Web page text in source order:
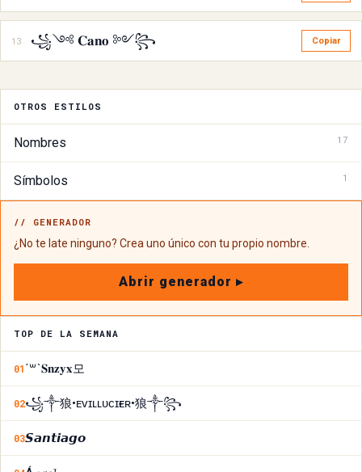
13 ꧁༺ 𝐂𝐚𝐧𝐨 ༻꧂ Copiar
OTROS ESTILOS
Nombres 17
Símbolos 1
// GENERADOR
¿No te late ninguno? Crea uno único con tu propio nombre.
Abrir generador ▸
TOP DE LA SEMANA
01´꒳`𝐒𝐧𝐳𝐲𝐱모
02꧁༒狼•ᴇᴠɪʟㅤʟᴜᴄɪғᴇʀ•狼༒꧂
03𝙎𝙖𝙣𝙩𝙞𝙖𝙜𝙤